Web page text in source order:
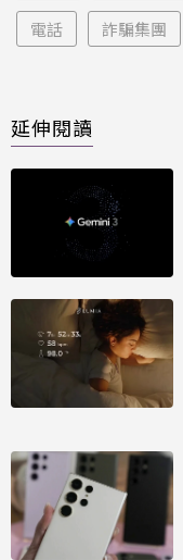
電話 詐騙集團
延伸閱讀